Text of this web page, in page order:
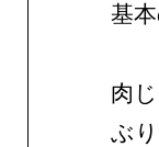
基
肉
ぶ